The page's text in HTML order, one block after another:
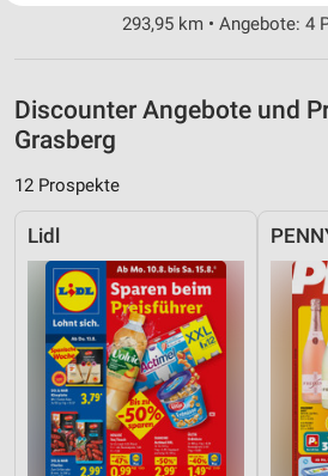
293,95 km • Angebote: 4
Discounter Angebote und
Grasberg
12 Prospekte
Lidl
Website/App.
IAB-Verarbeitungszwecke:
Speichern von oder Zugriff auf
auf einem Endgerät
Werbeanzeigen
Erstellung von Profilen für
Werbung
Verwendung von Profilen zur Auswahl
personalisierter Werbung
Erstellung von Profilen zur
von Inhalten